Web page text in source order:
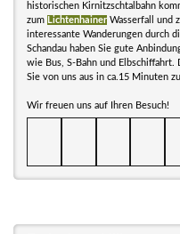
historischen Kirnitzschtalbahn
zum Lichtenhainer Wasserfall und
interessante Wanderungen durch
Schandau haben Sie gute
wie Bus, S-Bahn und Elbschiffahrt.
Sie von uns aus in ca.15 Minuten zu
Wir freuen uns auf Ihren Besuch!